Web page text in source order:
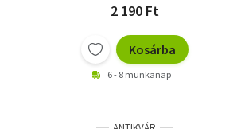
2 190 Ft
Kosárba
6 - 8 munkanap